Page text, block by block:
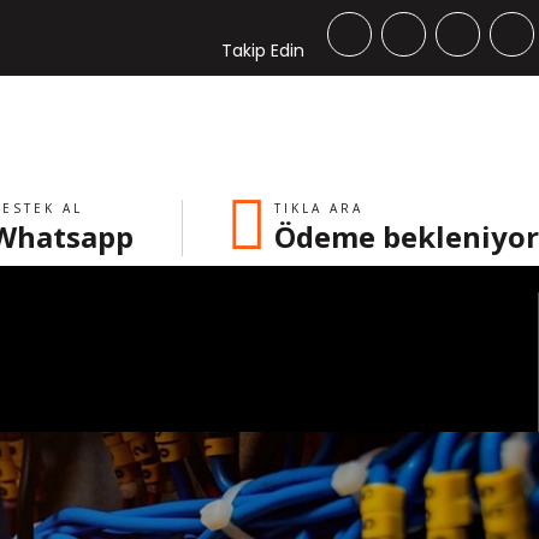
Takip Edin
AL TIKLA ARA
Ödeme bekleniyor